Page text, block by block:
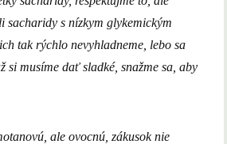
sacharidy s nízkym glykemickým
tak rýchlo nevyhladneme, lebo sa
si musíme dať sladké, snažme sa, aby
ale ovocnú, zákusok nie